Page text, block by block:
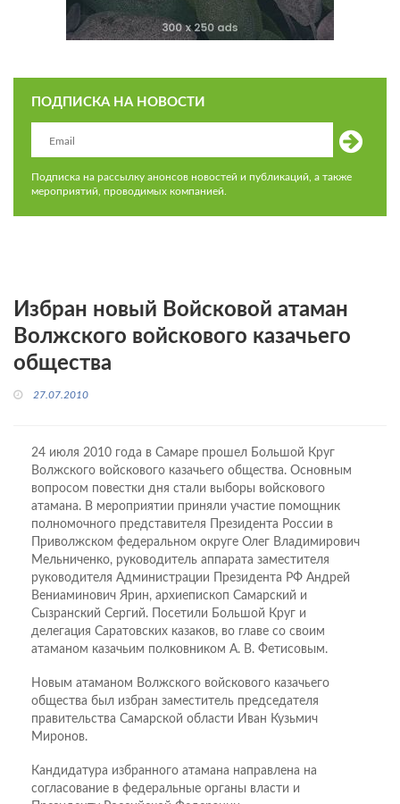
ПОДПИСКА НА НОВОСТИ
Подписка на рассылку анонсов новостей и публикаций, а также
мероприятий, проводимых компанией.
Избран новый Войсковой атаман
Волжского войскового казачьего
общества
27.07.2010
24 июля 2010 года в Самаре прошел Большой Круг
Волжского войскового казачьего общества. Основным
вопросом повестки дня стали выборы войскового
атамана. В мероприятии приняли участие помощник
полномочного представителя Президента России в
Приволжском федеральном округе Олег Владимирович
Мельниченко, руководитель аппарата заместителя
руководителя Администрации Президента РФ Андрей
Вениаминович Ярин, архиепископ Самарский и
Сызранский Сергий. Посетили Большой Круг и
делегация Саратовских казаков, во главе со своим
атаманом казачьим полковником А. В. Фетисовым.
Новым атаманом Волжского войскового казачьего
общества был избран заместитель председателя
правительства Самарской области Иван Кузьмич
Миронов.
Кандидатура избранного атамана направлена на
согласование в федеральные органы власти и